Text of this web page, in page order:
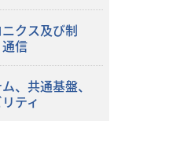
クス及び制
通信
、共通基盤、
ティ